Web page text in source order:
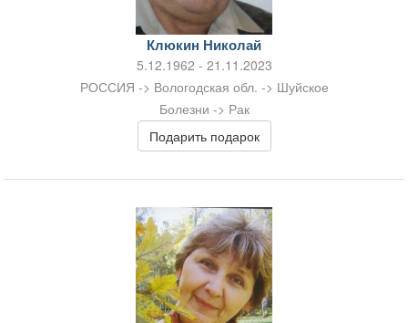
Клюкин Николай
5.12.1962 - 21.11.2023
РОССИЯ -> Вологодская обл. -> Шуйское
Болезни -> Рак
Подарить подарок